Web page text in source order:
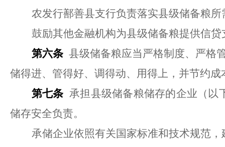
农发行鄯善县支行负责落实县级储备粮
鼓励其他金融机构为县级储备粮提供信贷
第六条 县级储备粮应当严格制度、严格
储得进、管得好、调得动、用得上，并节约成
第七条 承担县级储备粮储存的企业（以
储存安全负责。
承储企业依照有关国家标准和技术规范